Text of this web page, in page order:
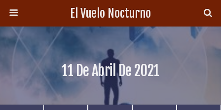
El Vuelo Nocturno
11 De Abril De 2021